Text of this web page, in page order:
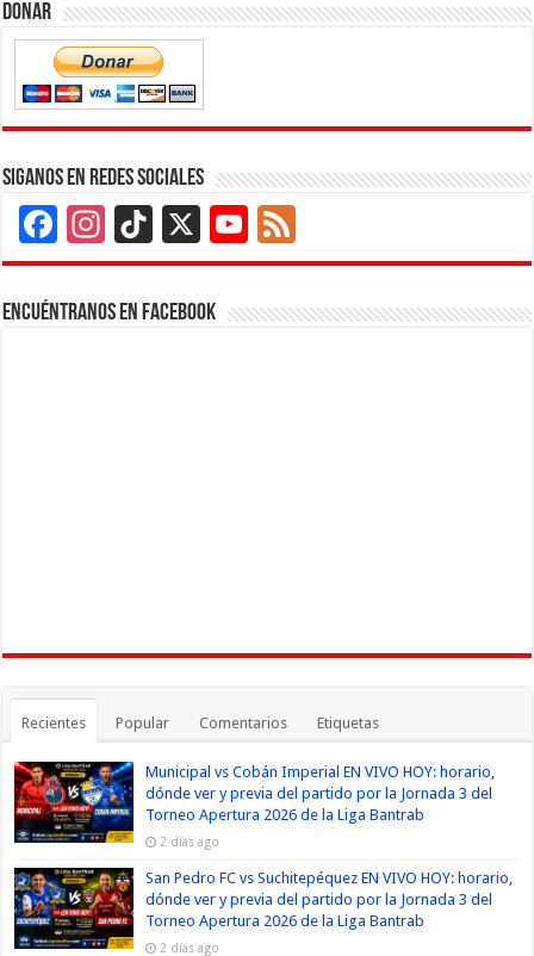
Donar
Siganos en Redes Sociales
Facebook
Instagram
TikTok
X
YouTube
Channel
Encuéntranos en Facebook
Recientes Popular Comentarios Etiquetas
Municipal vs Cobán Imperial EN VIVO HOY: horario,
dónde ver y previa del partido por la Jornada 3 del
Torneo Apertura 2026 de la Liga Bantrab
2 días ago
San Pedro FC vs Suchitepéquez EN VIVO HOY: horario,
dónde ver y previa del partido por la Jornada 3 del
Torneo Apertura 2026 de la Liga Bantrab
2 días ago